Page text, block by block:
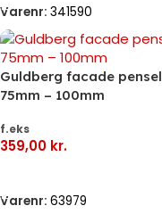
Varenr: 341590
Guldberg facade pensel
75mm – 100mm
f.eks
359,00 kr.
Varenr: 63979